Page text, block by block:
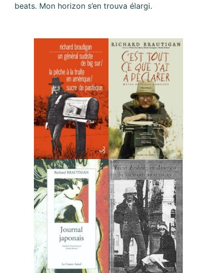
beats. Mon horizon s’en trouva élargi.